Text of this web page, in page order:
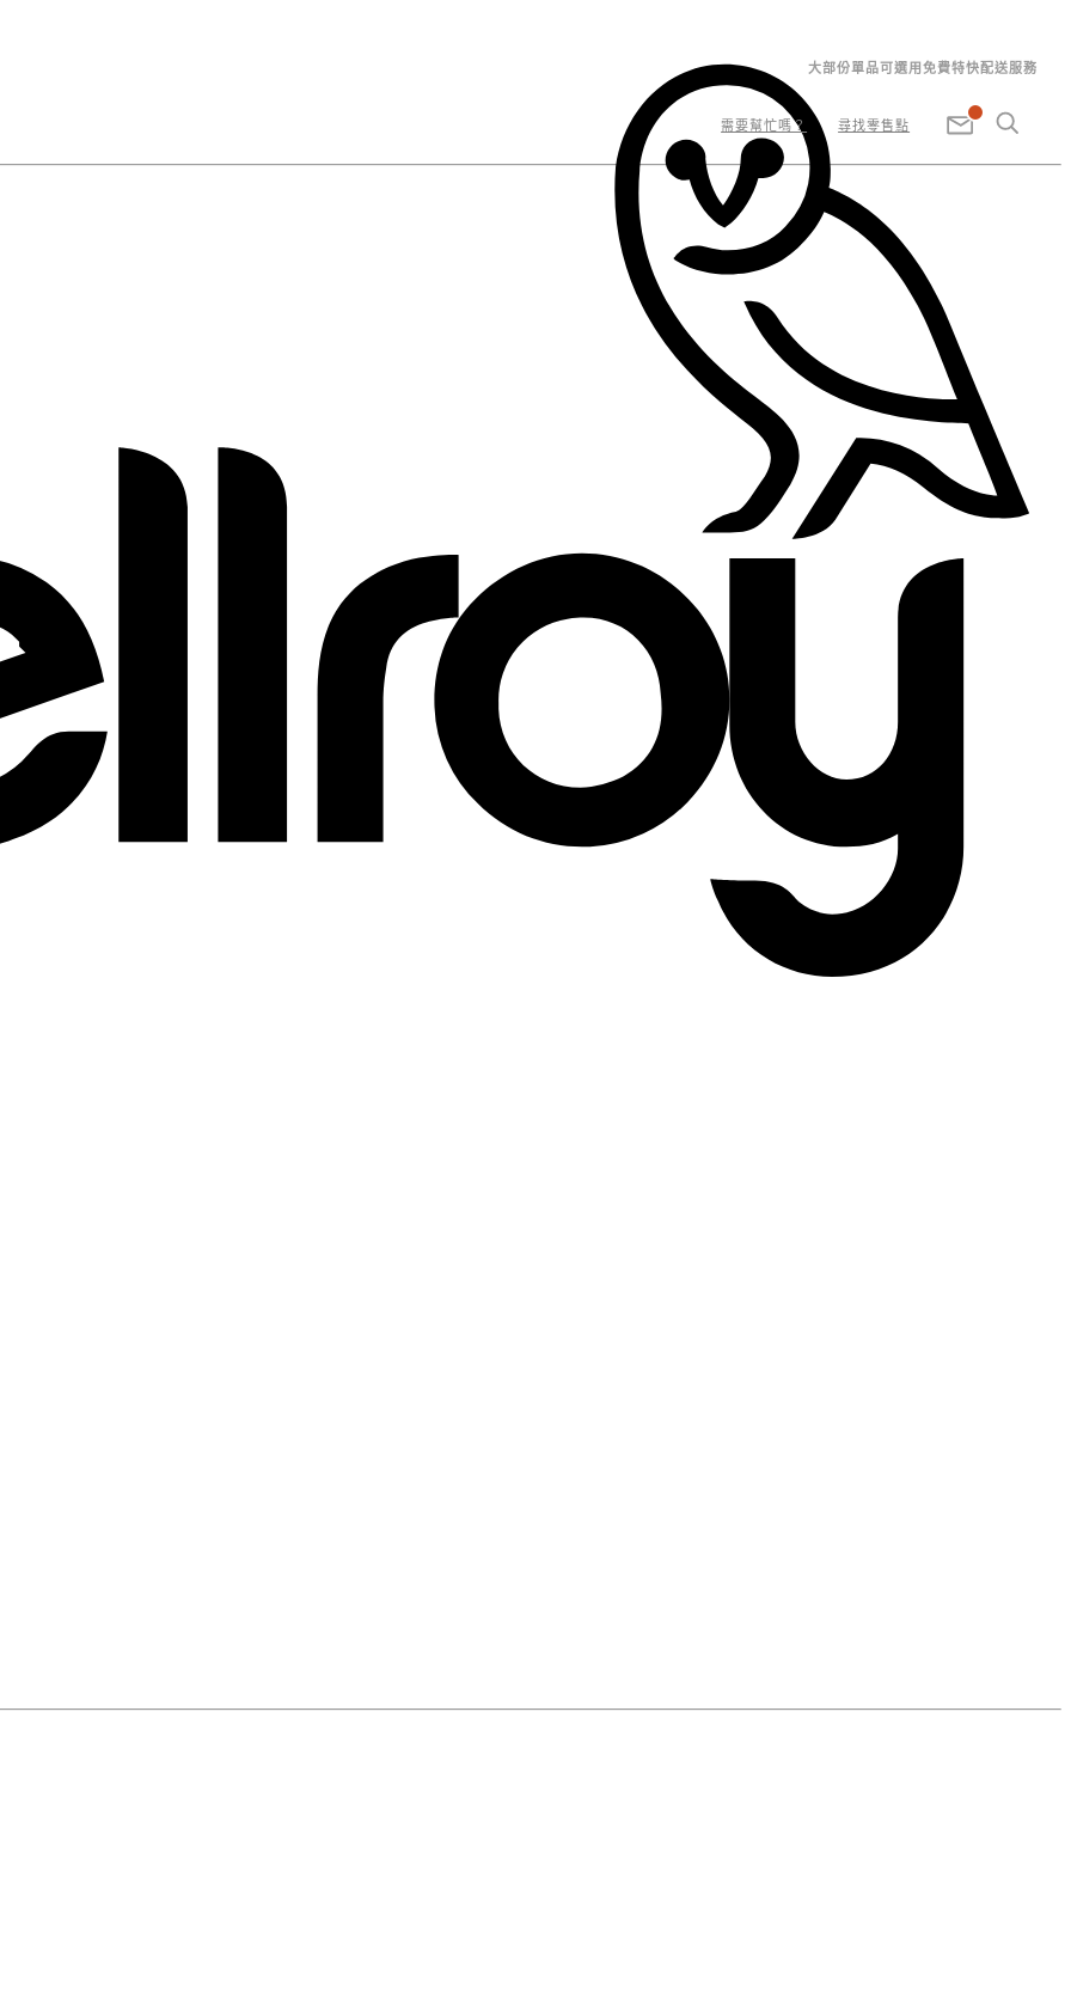
大部份單品可選用免費特快配送服務
需要幫忙嗎？ 尋找零售點